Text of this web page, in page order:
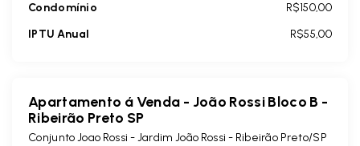
Condomínio
R$150,00
IPTU Anual
R$55,00
Apartamento á Venda - João Rossi Bloco B -
Ribeirão Preto SP
Conjunto Joao Rossi -Jardim João Rossi - Ribeirão Preto/SP